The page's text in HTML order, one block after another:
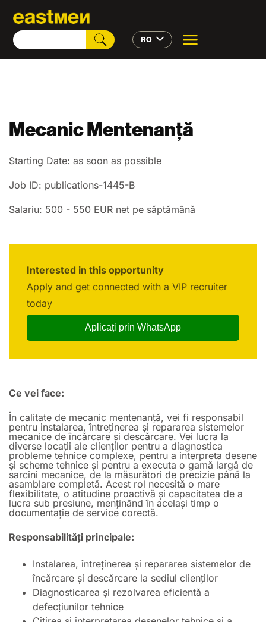
RO
Mecanic Mentenanță
Starting Date: as soon as possible
Job ID: publications-1445-B
Salariu: 500 - 550 EUR net pe săptămână
Interested in this opportunity
Apply and get connected with a VIP recruiter
today
Aplicați prin WhatsApp
Ce vei face:
În calitate de mecanic mentenanță, vei fi responsabil
pentru instalarea, întreținerea și repararea sistemelor
mecanice de încărcare și descărcare. Vei lucra la
diverse locații ale clienților pentru a diagnostica
probleme tehnice complexe, pentru a interpreta desene
și scheme tehnice și pentru a executa o gamă largă de
sarcini mecanice, de la măsurători de precizie până la
asamblare completă. Acest rol necesită o mare
flexibilitate, o atitudine proactivă și capacitatea de a
lucra sub presiune, menținând în același timp o
documentație de service corectă.
Responsabilități principale:
Instalarea, întreținerea și repararea sistemelor de
încărcare și descărcare la sediul clienților
Diagnosticarea și rezolvarea eficientă a
defecțiunilor tehnice